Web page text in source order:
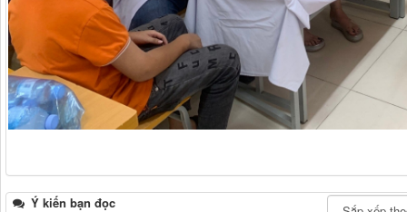
Ý kiến bạn đọc